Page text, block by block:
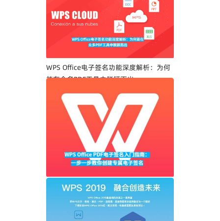
WPS Office电子签名功能深度解析：为何
能在众多PDF工具中脱颖而出
WPS Office PDF电子签名入门指南：一步
一步教你创建专属电子签名